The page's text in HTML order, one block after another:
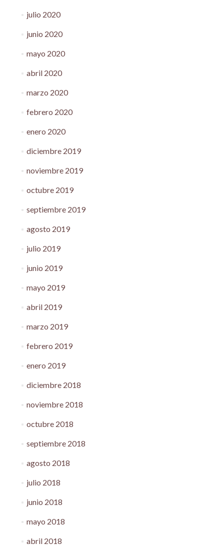
julio 2020
junio 2020
mayo 2020
abril 2020
marzo 2020
febrero 2020
enero 2020
diciembre 2019
noviembre 2019
octubre 2019
septiembre 2019
agosto 2019
julio 2019
junio 2019
mayo 2019
abril 2019
marzo 2019
febrero 2019
enero 2019
diciembre 2018
noviembre 2018
octubre 2018
septiembre 2018
agosto 2018
julio 2018
junio 2018
mayo 2018
abril 2018